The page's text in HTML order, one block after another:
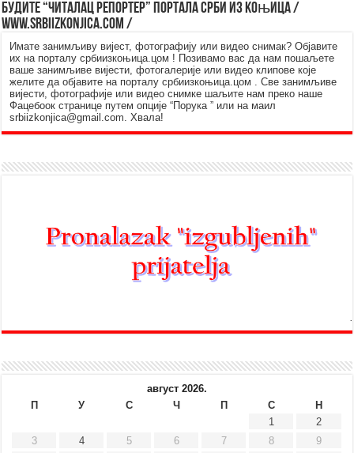
Будите “читалац репортер” портала Срби из Kоњица /
www.srbiizkonjica.com /
Имате занимљиву вијест, фотографију или видео снимак? Објавите
их на порталу србиизкоњица.цом ! Позивамо вас да нам пошаљете
ваше занимљиве вијести, фотогалерије или видео клипове које
желите да објавите на порталу србиизкоњица.цом . Све занимљиве
вијести, фотографије или видео снимке шаљите нам преко наше
Фацебоок странице путем опције “Порука ” или на маил
srbiizkonjica@gmail.com. Хвала!
август 2026.
П
У С Ч П С
Н
1
2
3
4 5 6 7 8
9